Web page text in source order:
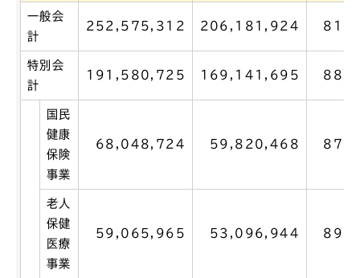
一般会
計
252,575,312 206,181,924 81.6
特別会
計
191,580,725 169,141,695 88.3
国民
健康
保険
事業
68,048,724 59,820,468 87.9
老人
保健
医療
事業
59,065,965 53,096,944 89.9